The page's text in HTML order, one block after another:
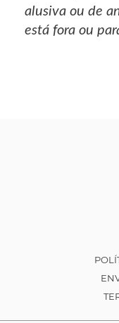
alusiva ou de
está fora ou